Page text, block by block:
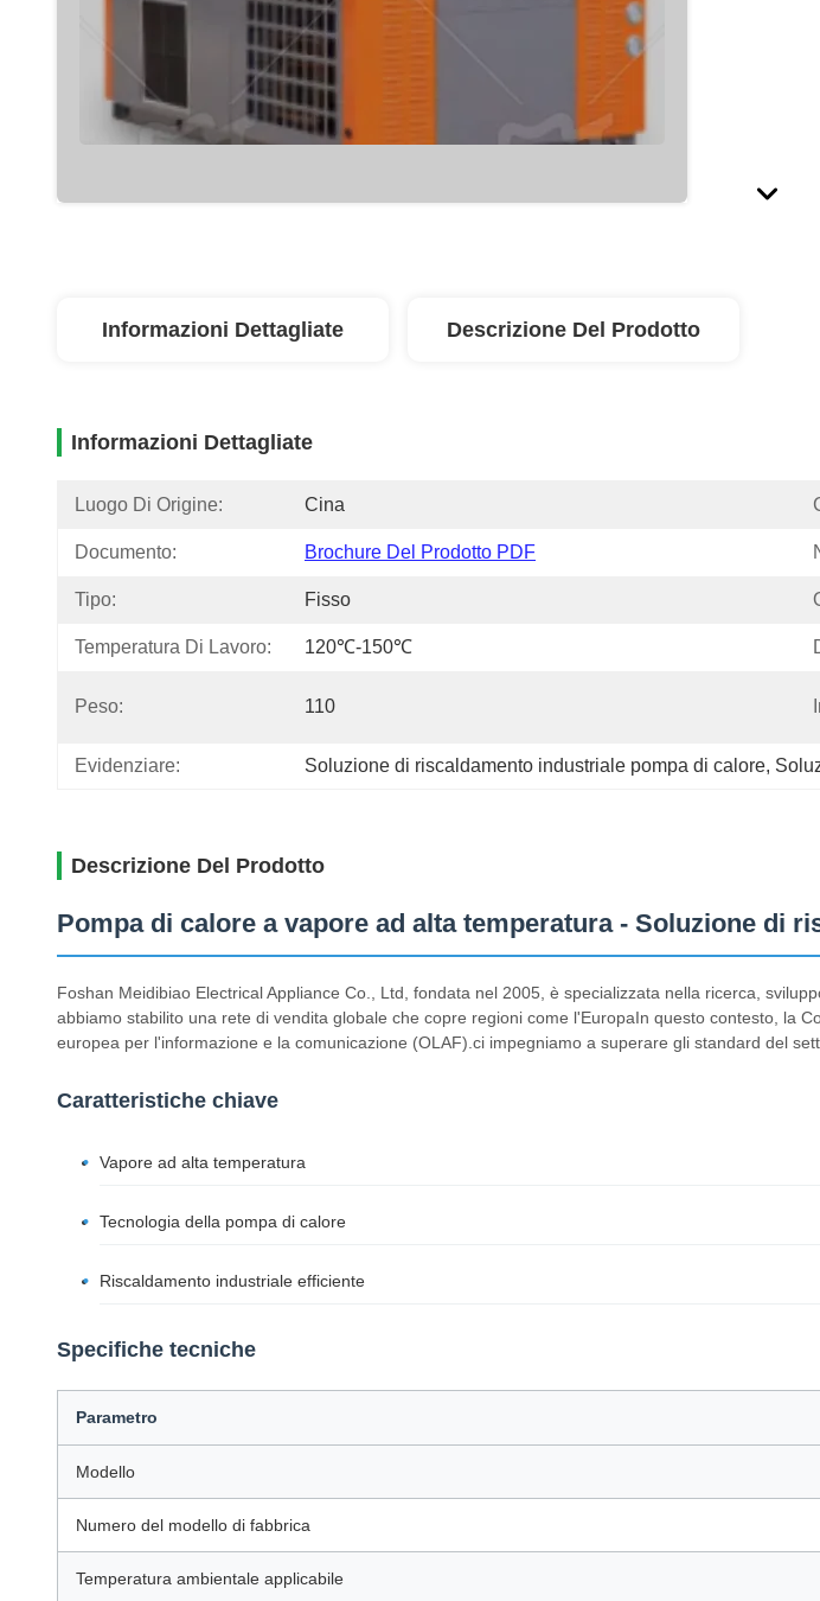
Informazioni Dettagliate Descrizione Del Prodotto
Informazioni Dettagliate
Luogo Di Origine: Cina
Documento: Brochure Del Prodotto PDF
Tipo: Fisso
Temperatura Di Lavoro: 120℃-150℃
Peso: 110
Evidenziare: Soluzione di riscaldamento industriale pompa di calore,
Descrizione Del Prodotto
Pompa di calore a vapore ad alta temperatura - Soluzione di
Foshan Meidibiao Electrical Appliance Co., Ltd, fondata nel 2005, è specializzata nella ricerca,
abbiamo stabilito una rete di vendita globale che copre regioni come l'EuropaIn questo contesto, la
europea per l'informazione e la comunicazione (OLAF).ci impegniamo a superare gli standard del
Caratteristiche chiave
Vapore ad alta temperatura
Tecnologia della pompa di calore
Riscaldamento industriale efficiente
Specifiche tecniche
Parametro
Modello
Numero del modello di fabbrica
Temperatura ambientale applicabile